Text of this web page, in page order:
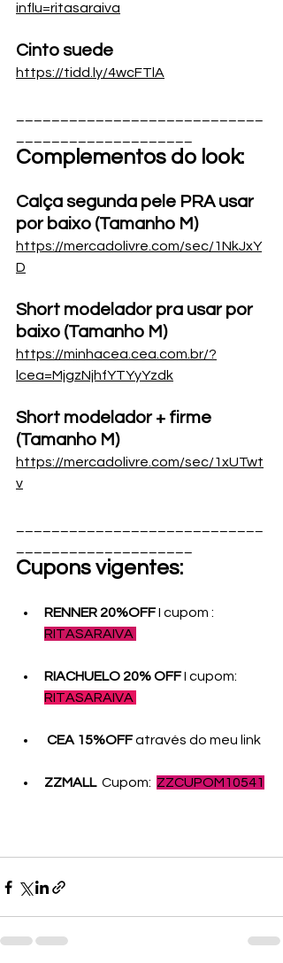
influ=ritasaraiva
Cinto suede
https://tidd.ly/4wcFTlA
Complementos do look:
Calça segunda pele PRA usar
por baixo (Tamanho M)
https://mercadolivre.com/sec/1NkJxY
D
Short modelador pra usar por
baixo (Tamanho M)
https://minhacea.cea.com.br/?
lcea=MjgzNjhfYTYyYzdk
Short modelador + firme
(Tamanho M)
https://mercadolivre.com/sec/1xUTwt
v
Cupons vigentes:
RENNER 20%OFF I cupom :
RITASARAIVA
RIACHUELO 20% OFF I cupom:
RITASARAIVA
CEA 15%OFF através do meu link
ZZMALL Cupom: ZZCUPOM10541